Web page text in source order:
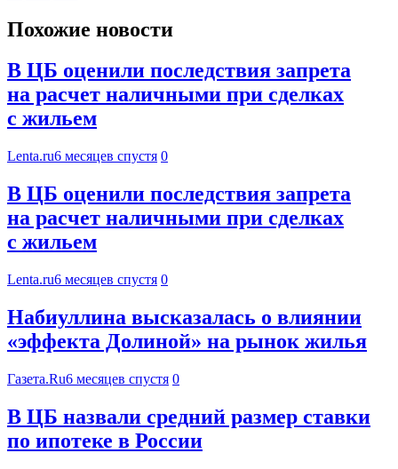
Похожие новости
В ЦБ оценили последствия запрета
на расчет наличными при сделках
с жильем
Lenta.ru6 месяцев спустя 0
В ЦБ оценили последствия запрета
на расчет наличными при сделках
с жильем
Lenta.ru6 месяцев спустя 0
Набиуллина высказалась о влиянии
«эффекта Долиной» на рынок жилья
Газета.Ru6 месяцев спустя 0
В ЦБ назвали средний размер ставки
по ипотеке в России